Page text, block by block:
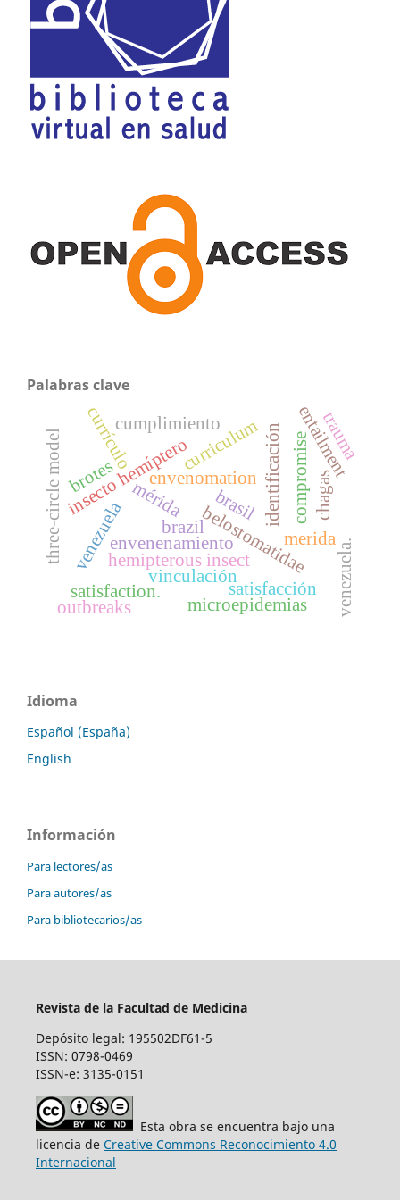
Palabras clave
envenenamiento
insecto hemíptero
belostomatidae
mérida
venezuela
envenomation
hemipterous insect
meridavenezuela.
currículo curriculum
three-circle model identificación
vinculación
cumplimiento
satisfacción
compromise
entailment
satisfaction.
chagas
brasil
microepidemias
brotes
brazil
outbreaks
trauma
Idioma
Español (España)
English
Información
Para lectores/as
Para autores/as
Para bibliotecarios/as
Revista de la Facultad de Medicina
Depósito legal: 195502DF61-5
ISSN: 0798-0469
ISSN-e: 3135-0151
Esta obra se encuentra bajo una
licencia de Creative Commons Reconocimiento 4.0
Internacional